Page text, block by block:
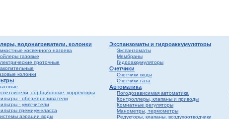
и
водонагреватели, колонки
косвенного нагрева
газовые
проточные
колонки
сорбционные, корректоры
- обезжелезиватели
- умягчители
премиум-класса
аэрации воды
Экспанзоматы и гидроаккумуляторы
Экспанзоматы
Мембраны
Гидроаккумуляторы
Счетчики
Счетчики воды
Счетчики газа
Автоматика
Погодозависимая автоматика
Контроллеры, клапаны и приводы
Комнатные регуляторы
Манометры, термометры
Редукторы, клапаны, воздухоотводчики